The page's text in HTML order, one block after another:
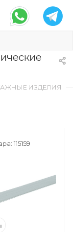
ИЗДЕЛИЯ —
115159